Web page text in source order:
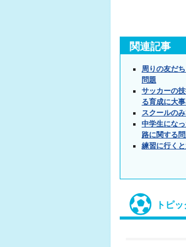
関連記事
周りの友だ
問題
サッカーの
る育成に大
スクールの
中学生にな
路に関する
練習に行く
トピ